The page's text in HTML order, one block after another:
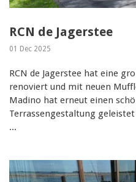
RCN de Jagerstee
01 Dec 2025
RCN de Jagerstee hat eine
renoviert und mit neuen
Madino hat erneut einen
Terrassengestaltung geleistet
...